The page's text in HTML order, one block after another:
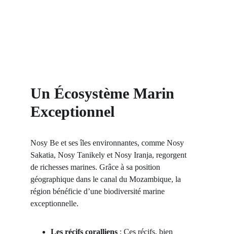
Un Écosystème Marin
Exceptionnel
Nosy Be et ses îles environnantes, comme Nosy
Sakatia, Nosy Tanikely et Nosy Iranja, regorgent
de richesses marines. Grâce à sa position
géographique dans le canal du Mozambique, la
région bénéficie d’une biodiversité marine
exceptionnelle.
Les récifs coralliens : Ces récifs, bien